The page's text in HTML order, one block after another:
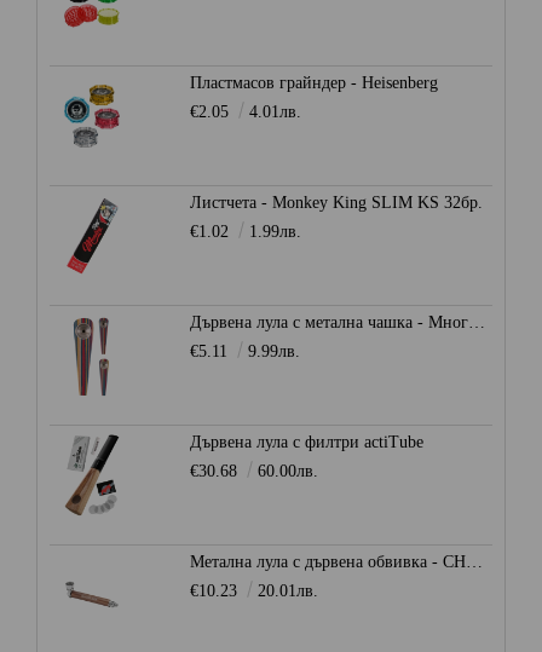
Пластмасов грайндер - Heisenberg
€2.05
4.01лв.
Листчета - Monkey King SLIM KS 32бр.
€1.02
1.99лв.
Дървена лула с метална чашка - Многоцветна
€5.11
9.99лв.
Дървена лула с филтри actiTube
€30.68
60.00лв.
Метална лула с дървена обвивка - CHAMP HIGH
€10.23
20.01лв.